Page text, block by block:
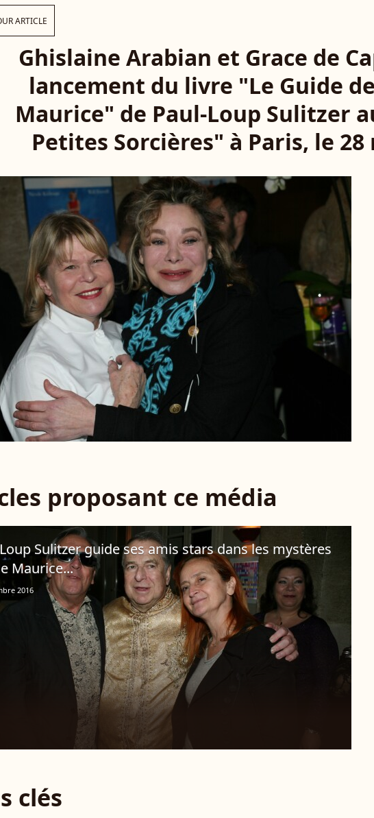
ARTICLE
Ghislaine Arabian et Grace de
lancement du livre "Le Guide
Maurice" de Paul-Loup Sulitzer
Petites Sorcières" à Paris, le 28
proposant ce média
Sulitzer guide ses amis stars dans les mystères
Maurice...
2016
clés